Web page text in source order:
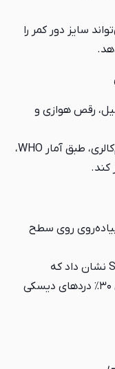
سایز دور کمر را
رقص هوازی و
ترکیب ورزش‌های هوازی با رژیم کم‌کالری، طبق آمار WHO،
پیاده‌روی روی سطح
مطالعه‌ای در Spine Journal (2020) نشان داد که
تمرینات هوازی سبک باعث کاهش ۳۰٪ دردهای دیسکی